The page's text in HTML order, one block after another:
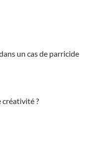
un cas de parricide
créativité ?